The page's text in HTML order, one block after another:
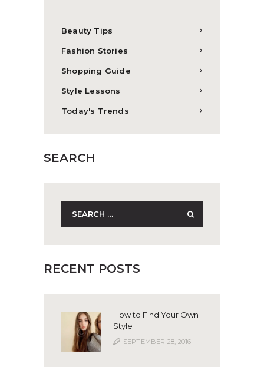
Beauty Tips
Fashion Stories
Shopping Guide
Style Lessons
Today's Trends
SEARCH
RECENT POSTS
How to Find Your Own
Style
SEPTEMBER 28, 2016